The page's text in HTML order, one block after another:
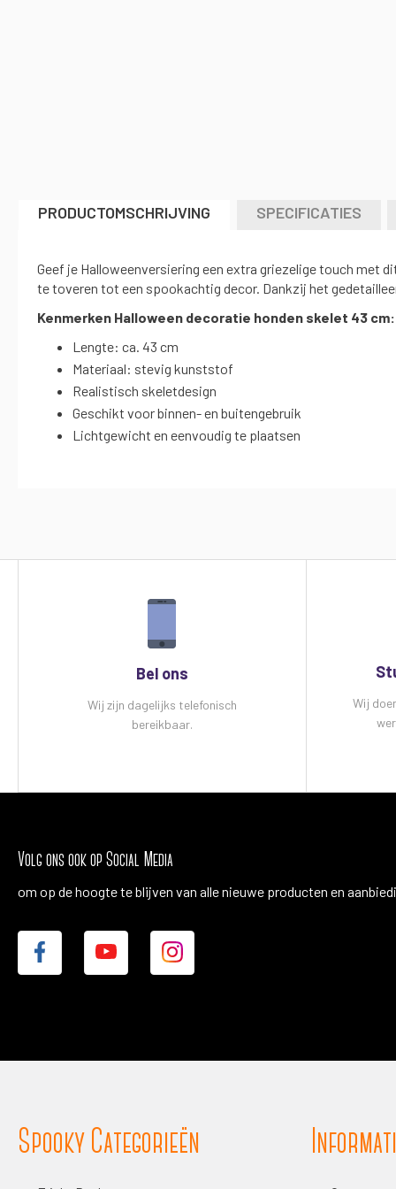
PRODUCTOMSCHRIJVING
Geef je Halloweenversiering een extra griezelige touch met
te toveren tot een spookachtig decor. Dankzij het
Kenmerken Halloween decoratie honden skelet 43 cm:
Lengte: ca. 43 cm
Materiaal: stevig kunststof
Realistisch skeletdesign
Geschikt voor binnen- en buitengebruik
Lichtgewicht en eenvoudig te plaatsen
SPECIFICATIES
Bel ons
Wij zijn dagelijks telefonisch
bereikbaar.
Wij
Volg ons ook op Social Media
om op de hoogte te blijven van alle nieuwe producten en
Spooky Categorieën